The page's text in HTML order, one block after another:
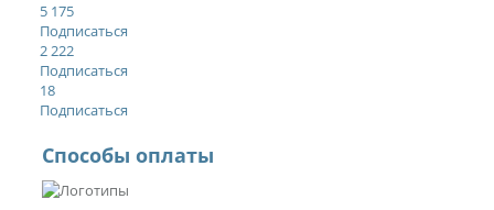
5 175
Подписаться
2 222
Подписаться
18
Подписаться
Способы оплаты